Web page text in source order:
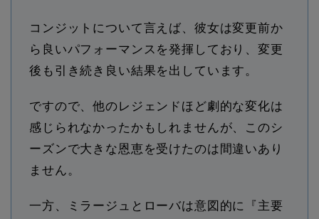
コンジットについて言えば、彼女は変更前か
ら良いパフォーマンスを発揮しており、変更
後も引き続き良い結果を出しています。
ですので、他のレジェンドほど劇的な変化は
感じられなかったかもしれませんが、このシ
ーズンで大きな恩恵を受けたのは間違いあり
ません。
一方、ミラージュとローバは意図的に『主要